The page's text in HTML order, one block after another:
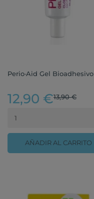
Perio·Aid Gel Bioadhesivo
12,90 €13,90 €
AÑADIR AL CARRITO